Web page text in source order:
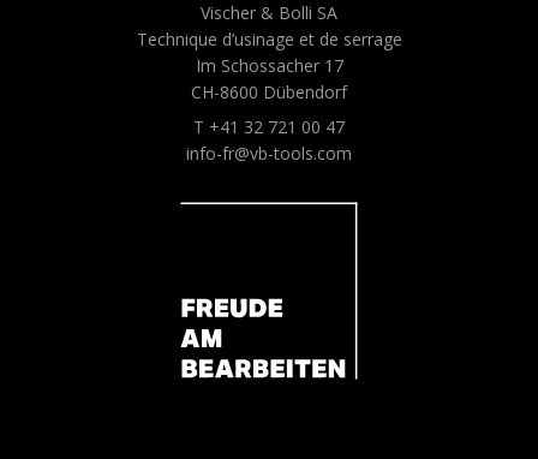
Vischer & Bolli SA
Technique d’usinage et de serrage
Im Schossacher 17
CH-8600 Dübendorf
T +41 32 721 00 47
info-fr@vb-tools.com